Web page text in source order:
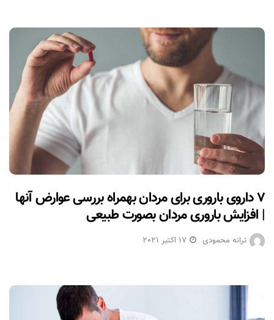
۷ داروی باروری برای مردان بهمراه بررسی عوارض آنها
| افزایش باروری مردان بصورت طبیعی
ترانه محمودی 17 اکتبر 2021